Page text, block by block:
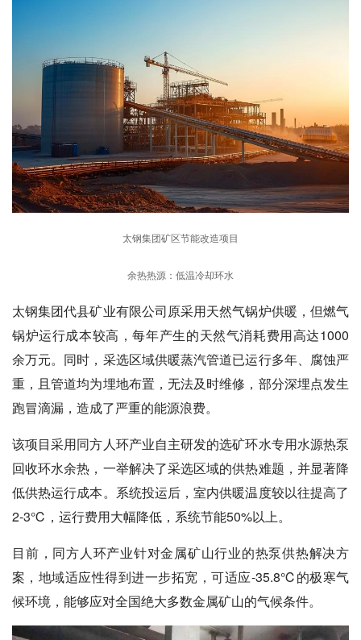
太钢集团矿区节能改造项目
余热热源：低温冷却环水
太钢集团代县矿业有限公司原采用天然气锅炉供暖，但燃气
锅炉运行成本较高，每年产生的天然气消耗费用高达1000
余万元。同时，采选区域供暖蒸汽管道已运行多年、腐蚀严
重，且管道均为埋地布置，无法及时维修，部分深埋点发生
跑冒滴漏，造成了严重的能源浪费。
该项目采用同方人环产业自主研发的选矿环水专用水源热泵
回收环水余热，一举解决了采选区域的供热难题，并显著降
低供热运行成本。系统投运后，室内供暖温度较以往提高了
2-3℃，运行费用大幅降低，系统节能50%以上。
目前，同方人环产业针对金属矿山行业的热泵供热解决方
案，地域适应性得到进一步拓宽，可适应-35.8℃的极寒气
候环境，能够应对全国绝大多数金属矿山的气候条件。